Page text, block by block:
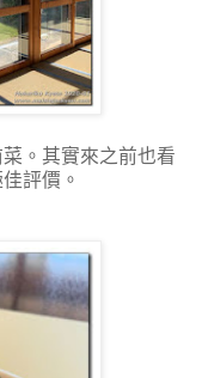
。其實來之前也看
評價。